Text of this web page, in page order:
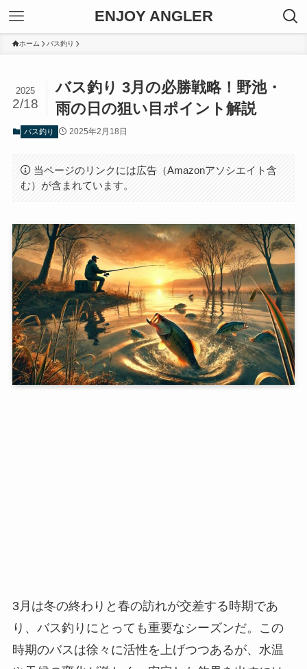
ENJOY ANGLER
ホーム バス釣り
バス釣り 3月の必勝戦略！野池・
雨の日の狙い目ポイント解説
2025
2/18
バス釣り 2025年2月18日
当ページのリンクには広告（Amazonアソシエイト含
む）が含まれています。
3月は冬の終わりと春の訪れが交差する時期であ
り、バス釣りにとっても重要なシーズンだ。この
時期のバスは徐々に活性を上げつつあるが、水温